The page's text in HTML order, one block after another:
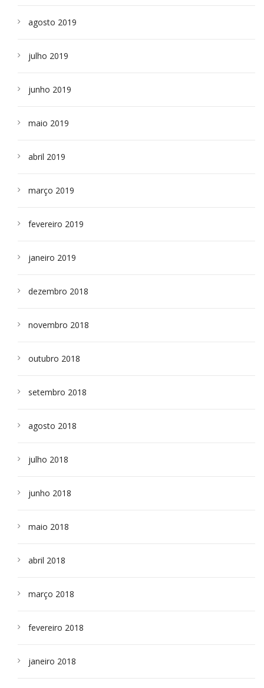
agosto 2019
julho 2019
junho 2019
maio 2019
abril 2019
março 2019
fevereiro 2019
janeiro 2019
dezembro 2018
novembro 2018
outubro 2018
setembro 2018
agosto 2018
julho 2018
junho 2018
maio 2018
abril 2018
março 2018
fevereiro 2018
janeiro 2018